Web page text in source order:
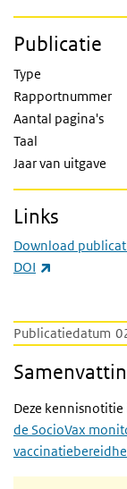
Publicatiedatum
Deze kennisnotitie
de SocioVax
Publicatie
Type
Rapportnummer
Aantal pagina's
Taal
Jaar van uitgave
Links
Download
DOI